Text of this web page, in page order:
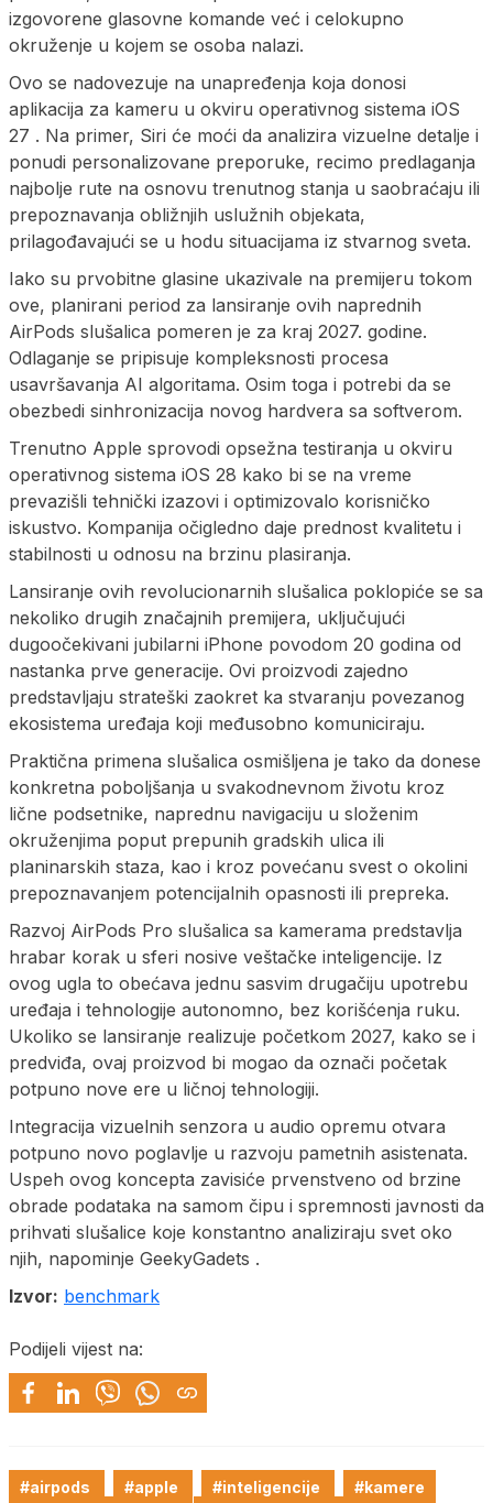
izgovorene glasovne komande već i celokupno
okruženje u kojem se osoba nalazi.
Ovo se nadovezuje na unapređenja koja donosi
aplikacija za kameru u okviru operativnog sistema iOS
27 . Na primer, Siri će moći da analizira vizuelne detalje i
ponudi personalizovane preporuke, recimo predlaganja
najbolje rute na osnovu trenutnog stanja u saobraćaju ili
prepoznavanja obližnjih uslužnih objekata,
prilagođavajući se u hodu situacijama iz stvarnog sveta.
Iako su prvobitne glasine ukazivale na premijeru tokom
ove, planirani period za lansiranje ovih naprednih
AirPods slušalica pomeren je za kraj 2027. godine.
Odlaganje se pripisuje kompleksnosti procesa
usavršavanja AI algoritama. Osim toga i potrebi da se
obezbedi sinhronizacija novog hardvera sa softverom.
Trenutno Apple sprovodi opsežna testiranja u okviru
operativnog sistema iOS 28 kako bi se na vreme
prevazišli tehnički izazovi i optimizovalo korisničko
iskustvo. Kompanija očigledno daje prednost kvalitetu i
stabilnosti u odnosu na brzinu plasiranja.
Lansiranje ovih revolucionarnih slušalica poklopiće se sa
nekoliko drugih značajnih premijera, uključujući
dugoočekivani jubilarni iPhone povodom 20 godina od
nastanka prve generacije. Ovi proizvodi zajedno
predstavljaju strateški zaokret ka stvaranju povezanog
ekosistema uređaja koji međusobno komuniciraju.
Praktična primena slušalica osmišljena je tako da donese
konkretna poboljšanja u svakodnevnom životu kroz
lične podsetnike, naprednu navigaciju u složenim
okruženjima poput prepunih gradskih ulica ili
planinarskih staza, kao i kroz povećanu svest o okolini
prepoznavanjem potencijalnih opasnosti ili prepreka.
Razvoj AirPods Pro slušalica sa kamerama predstavlja
hrabar korak u sferi nosive veštačke inteligencije. Iz
ovog ugla to obećava jednu sasvim drugačiju upotrebu
uređaja i tehnologije autonomno, bez korišćenja ruku.
Ukoliko se lansiranje realizuje početkom 2027, kako se i
predviđa, ovaj proizvod bi mogao da označi početak
potpuno nove ere u ličnoj tehnologiji.
Integracija vizuelnih senzora u audio opremu otvara
potpuno novo poglavlje u razvoju pametnih asistenata.
Uspeh ovog koncepta zavisiće prvenstveno od brzine
obrade podataka na samom čipu i spremnosti javnosti da
prihvati slušalice koje konstantno analiziraju svet oko
njih, napominje GeekyGadets .
Izvor: benchmark
Podijeli vijest na:
#airpods #apple #inteligencije
#kamere